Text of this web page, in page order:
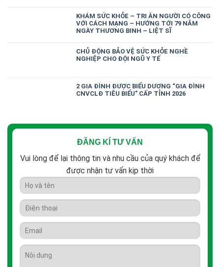
KHÁM SỨC KHỎE – TRI ÂN NGƯỜI CÓ CÔNG
VỚI CÁCH MẠNG – HƯỚNG TỚI 79 NĂM
NGÀY THƯƠNG BINH – LIỆT SĨ
CHỦ ĐỘNG BẢO VỆ SỨC KHỎE NGHỀ
NGHIỆP CHO ĐỘI NGŨ Y TẾ
2 GIA ĐÌNH ĐƯỢC BIỂU DƯƠNG “GIA ĐÌNH
CNVCLĐ TIÊU BIỂU” CẤP TỈNH 2026
ĐĂNG KÍ TƯ VẤN
Vui lòng để lại thông tin và nhu cầu của quý khách để
được nhận tư vấn kịp thời